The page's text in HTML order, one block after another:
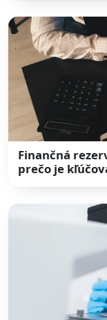
Finančná
prečo je